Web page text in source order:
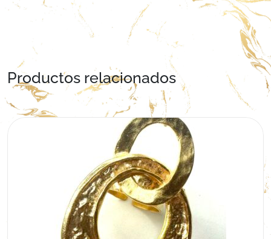
Productos relacionados